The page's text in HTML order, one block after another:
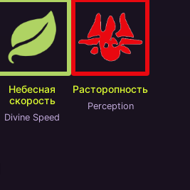
Небесная
скорость
Divine Speed
Расторопность
Perception